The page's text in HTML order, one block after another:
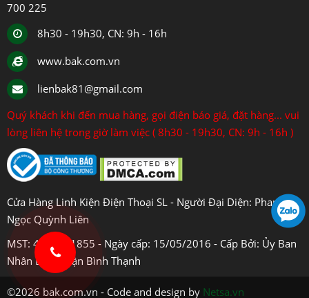
700 225
8h30 - 19h30, CN: 9h - 16h
www.bak.com.vn
lienbak81@gmail.com
Quý khách khi đến mua hàng, gọi điện báo giá, đặt hàng... vui
lòng liên hệ trong giờ làm việc ( 8h30 - 19h30, CN: 9h - 16h )
Cửa Hàng Linh Kiện Điện Thoại SL - Người Đại Diện: Phan
Ngọc Quỳnh Liên
MST: 4108031855 - Ngày cấp: 15/05/2016 - Cấp Bởi: Ủy Ban
Nhân Dân Quận Bình Thạnh
©2026 bak.com.vn - Code and design by Netsa.vn